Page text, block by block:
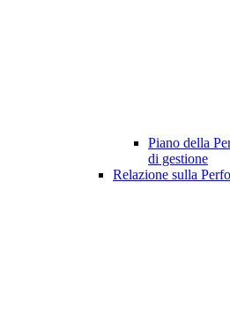
Piano della
di gestione
Relazione sulla